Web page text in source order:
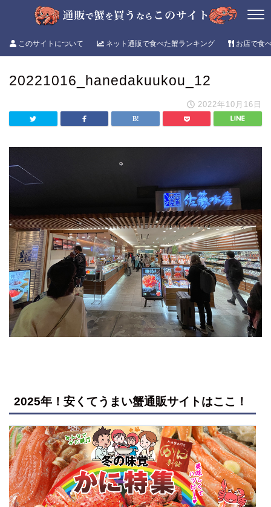
このサイトについて ネット通販で食べた蟹ランキング お店で食
20221016_hanedakuukou_12
2022年10月16日
2025年！安くてうまい蟹通販サイトはここ！